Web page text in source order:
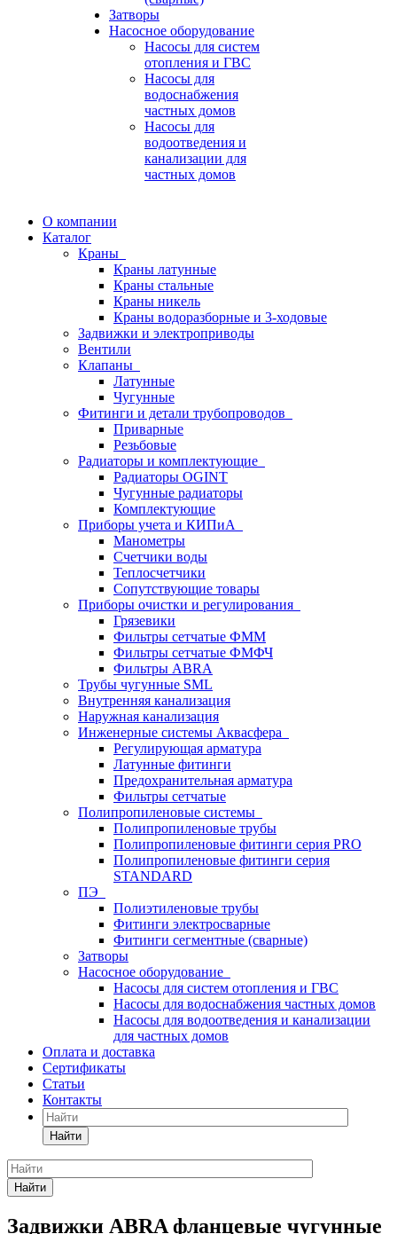
Затворы
Насосное оборудование
Насосы для систем
отопления и ГВС
Насосы для
водоснабжения
частных домов
Насосы для
водоотведения и
канализации для
частных домов
О компании
Каталог
Краны
Краны латунные
Краны стальные
Краны никель
Краны водоразборные и 3-ходовые
Задвижки и электроприводы
Вентили
Клапаны
Латунные
Чугунные
Фитинги и детали трубопроводов
Приварные
Резьбовые
Радиаторы и комплектующие
Радиаторы OGINT
Чугунные радиаторы
Комплектующие
Приборы учета и КИПиА
Манометры
Счетчики воды
Теплосчетчики
Сопутствующие товары
Приборы очистки и регулирования
Грязевики
Фильтры сетчатые ФММ
Фильтры сетчатые ФМФЧ
Фильтры ABRA
Трубы чугунные SML
Внутренняя канализация
Наружная канализация
Инженерные системы Аквасфера
Регулирующая арматура
Латунные фитинги
Предохранительная арматура
Фильтры сетчатые
Полипропиленовые системы
Полипропиленовые трубы
Полипропиленовые фитинги серия PRO
Полипропиленовые фитинги серия
STANDARD
ПЭ
Полиэтиленовые трубы
Фитинги электросварные
Фитинги сегментные (сварные)
Затворы
Насосное оборудование
Насосы для систем отопления и ГВС
Насосы для водоснабжения частных домов
Насосы для водоотведения и канализации
для частных домов
Оплата и доставка
Сертификаты
Статьи
Контакты
Найти
Найти
Задвижки ABRA фланцевые чугунные